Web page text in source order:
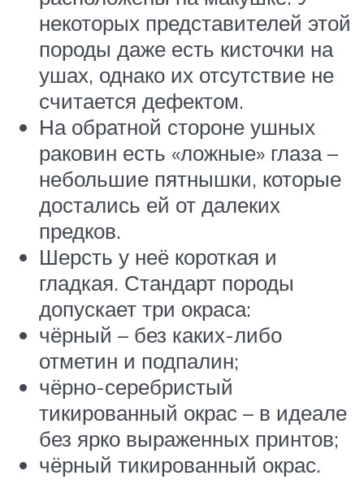
некоторых представителей этой
породы даже есть кисточки на
ушах, однако их отсутствие не
считается дефектом.
На обратной стороне ушных
раковин есть «ложные» глаза –
небольшие пятнышки, которые
достались ей от далеких
предков.
Шерсть у неё короткая и
гладкая. Стандарт породы
допускает три окраса:
чёрный – без каких-либо
отметин и подпалин;
чёрно-серебристый
тикированный окрас – в идеале
без ярко выраженных принтов;
чёрный тикированный окрас.